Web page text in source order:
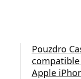
Pouzdro
Apple